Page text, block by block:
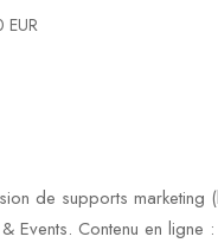
EUR
de supports
Events. Contenu en